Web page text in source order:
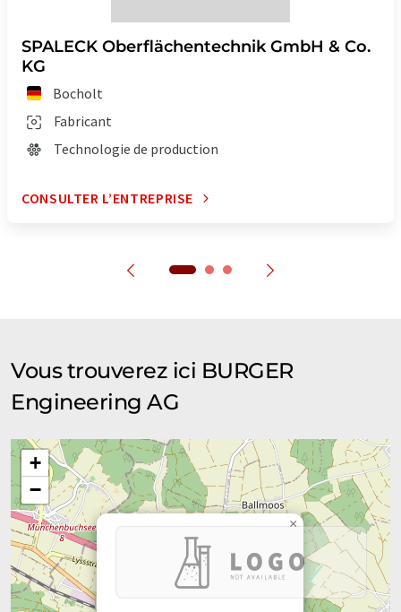
SPALECK Oberflächentechnik GmbH & Co.
KG
Bocholt
Fabricant
Technologie de production
CONSULTER L’ENTREPRISE
Vous trouverez ici BURGER
Engineering AG
×
+
−